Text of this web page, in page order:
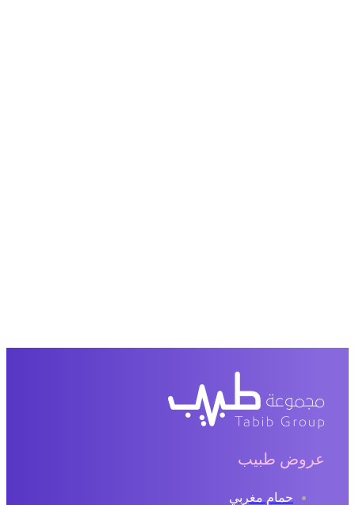
عروض طبيب
حمام مغربي